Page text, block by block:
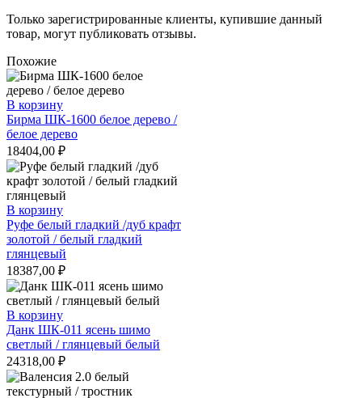
Только зарегистрированные клиенты, купившие данный
товар, могут публиковать отзывы.
Похожие
В корзину
Бирма ШК-1600 белое дерево /
белое дерево
18404,00 ₽
В корзину
Руфе белый гладкий /дуб крафт
золотой / белый гладкий
глянцевый
18387,00 ₽
В корзину
Данк ШК-011 ясень шимо
светлый / глянцевый белый
24318,00 ₽